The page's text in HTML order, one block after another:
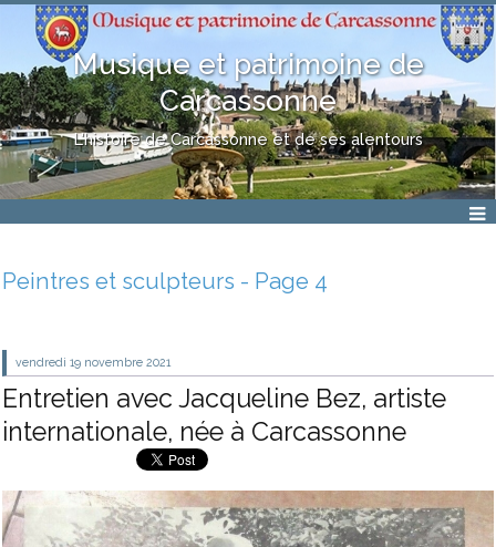
Musique et patrimoine de
Carcassonne
L'histoire de Carcassonne et de ses alentours
Peintres et sculpteurs - Page 4
vendredi 19 novembre 2021
Entretien avec Jacqueline Bez, artiste
internationale, née à Carcassonne